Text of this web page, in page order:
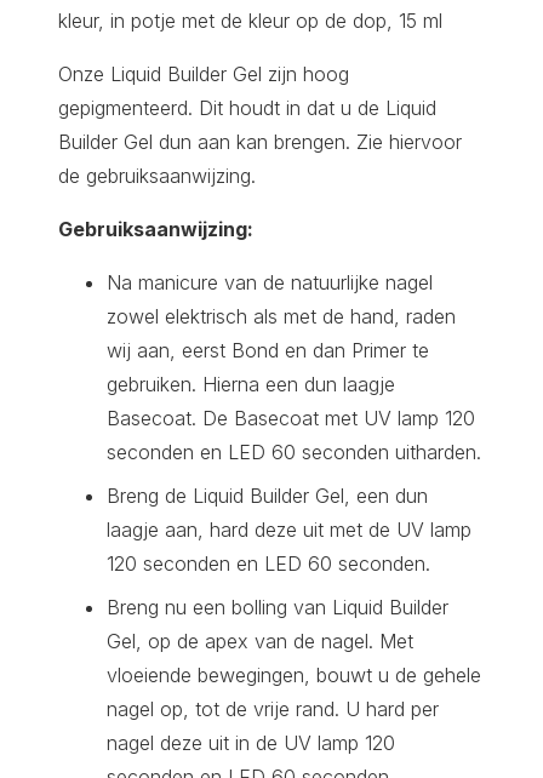
kleur, in potje met de kleur op de dop, 15 ml
Onze Liquid Builder Gel zijn hoog
gepigmenteerd. Dit houdt in dat u de Liquid
Builder Gel dun aan kan brengen. Zie hiervoor
de gebruiksaanwijzing.
Gebruiksaanwijzing:
Na manicure van de natuurlijke nagel
zowel elektrisch als met de hand, raden
wij aan, eerst Bond en dan Primer te
gebruiken. Hierna een dun laagje
Basecoat. De Basecoat met UV lamp 120
seconden en LED 60 seconden uitharden.
Breng de Liquid Builder Gel, een dun
laagje aan, hard deze uit met de UV lamp
120 seconden en LED 60 seconden.
Breng nu een bolling van Liquid Builder
Gel, op de apex van de nagel. Met
vloeiende bewegingen, bouwt u de gehele
nagel op, tot de vrije rand. U hard per
nagel deze uit in de UV lamp 120